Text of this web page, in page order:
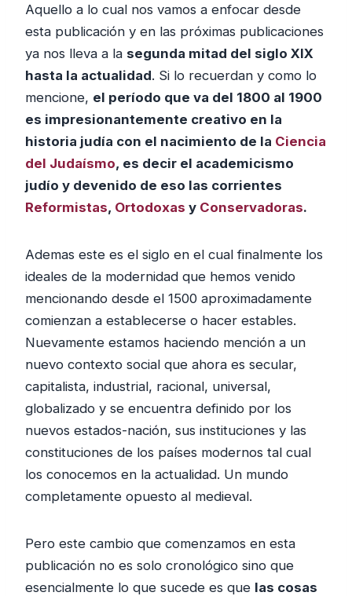
d
e
a
u
d
i
o
Aquello a lo cual nos vamos a enfocar desde
esta publicación y en las próximas publicaciones
ya nos lleva a la segunda mitad del siglo XIX
hasta la actualidad. Si lo recuerdan y como lo
mencione, el período que va del 1800 al 1900
es impresionantemente creativo en la
historia judía con el nacimiento de la Ciencia
del Judaísmo, es decir el academicismo
judío y devenido de eso las corrientes
Reformistas, Ortodoxas y Conservadoras.
Ademas este es el siglo en el cual finalmente los
ideales de la modernidad que hemos venido
mencionando desde el 1500 aproximadamente
comienzan a establecerse o hacer estables.
Nuevamente estamos haciendo mención a un
nuevo contexto social que ahora es secular,
capitalista, industrial, racional, universal,
globalizado y se encuentra definido por los
nuevos estados-nación, sus instituciones y las
constituciones de los países modernos tal cual
los conocemos en la actualidad. Un mundo
completamente opuesto al medieval.
Pero este cambio que comenzamos en esta
publicación no es solo cronológico sino que
esencialmente lo que sucede es que las cosas